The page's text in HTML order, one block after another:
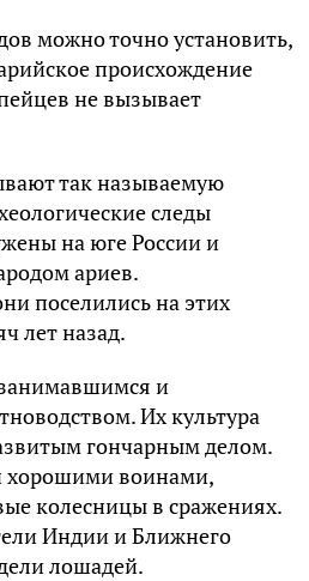
можно точно установить,
происхождение
не вызывает
так называемую
следы
на юге России и
ариев.
поселились на этих
лет назад.
и
Их культура
гончарным делом.
хорошими воинами,
колесницы в сражениях.
Индии и Ближнего
лошадей.